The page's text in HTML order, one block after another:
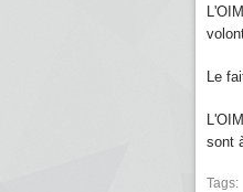
Le
sont
Tags: